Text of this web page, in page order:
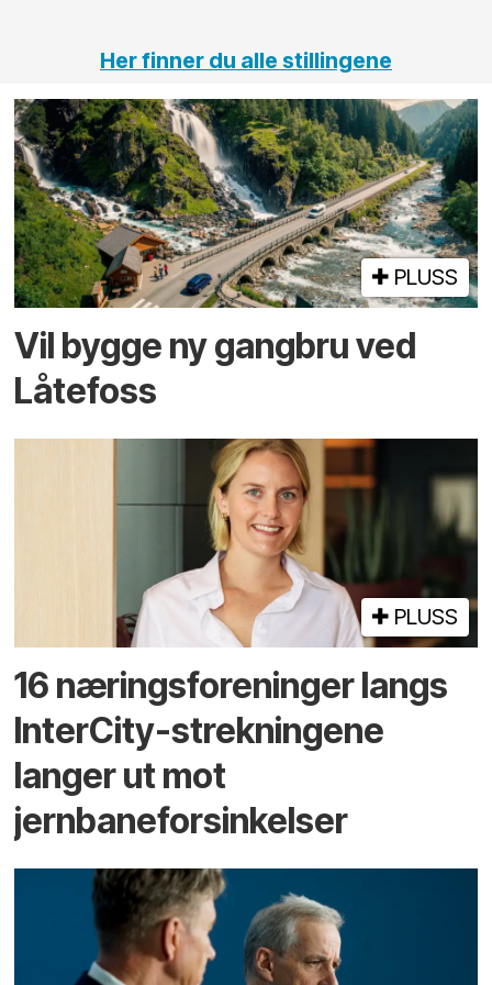
Her finner du alle stillingene
PLUSS
Vil bygge ny gangbru ved
Låtefoss
PLUSS
16 næringsforeninger langs
InterCity-strekningene
langer ut mot
jernbaneforsinkelser